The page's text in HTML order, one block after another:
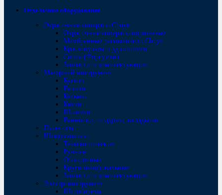
Отделочное оборудование
Окрасочные аппараты Chnye
Окрасочные аппараты поршневые
Мембранные распылители Chnye
Краскопульты и удлинители
Сопла (Форсунки)
Запчасти и комплектующие
Малярный инструмент
Бугели
Валики
Кельмы
Кисти
Шпатели
Ванночки, поддоны, вкладыши
Пылесосы
Шлифмашины
Телескопические
Ручные
Обдирочные
Круги шлифовальные
Запчасти и комплектующие
Электроинструмент
Штроборезы